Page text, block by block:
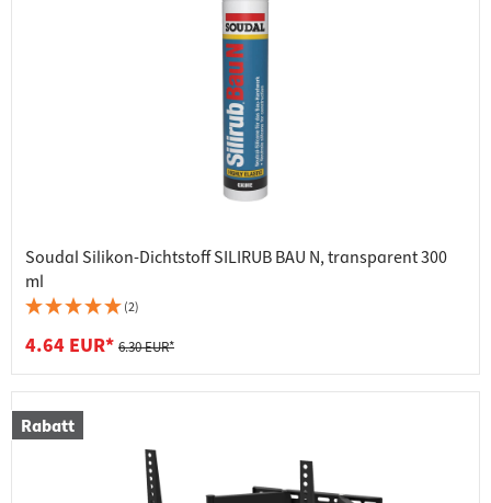
Soudal Silikon-Dichtstoff SILIRUB BAU N, transparent 300
ml
(2)
4.64 EUR* 6.30 EUR*
Rabatt